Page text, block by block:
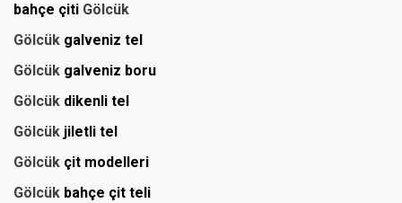
bahçe çiti Gölcük
Gölcük galveniz tel
Gölcük galveniz boru
Gölcük dikenli tel
Gölcük jiletli tel
Gölcük çit modelleri
Gölcük bahçe çit teli